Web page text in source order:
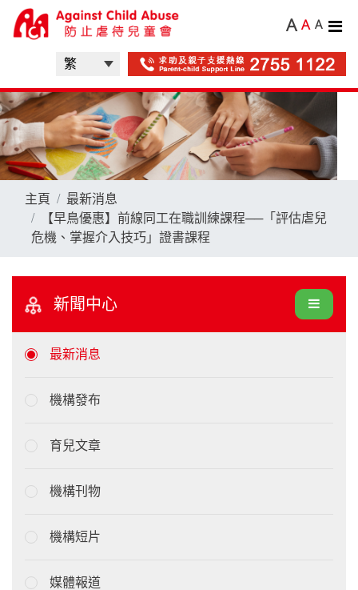
A A A
主頁
最新消息
【早鳥優惠】前線同工在職訓練課程──「評估虐兒
危機、掌握介入技巧」證書課程
新聞中心
最新消息
機構發布
育兒文章
機構刊物
機構短片
媒體報道